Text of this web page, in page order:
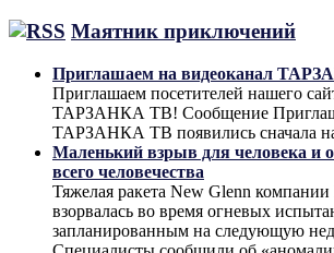
Маятник приключений
Приглашаем на видеоканал
Приглашаем посетителей нашего
ТАРЗАНКА ТВ! Сообщение
ТАРЗАНКА ТВ появились сначала
Маленький взрыв для человека и
всего человечества
Тяжелая ракета New Glenn
взорвалась во время огневых
запланированным на следующую